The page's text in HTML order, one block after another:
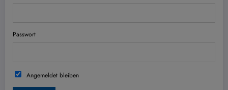
Passwort
Angemeldet bleiben